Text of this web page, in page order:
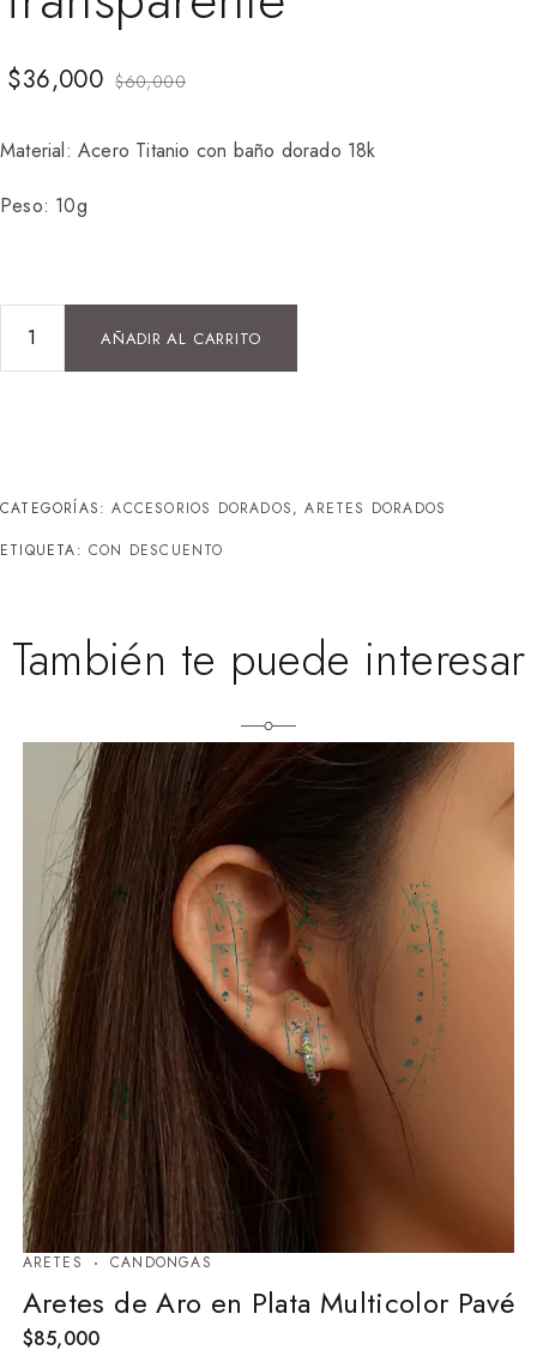
$60,000
$36,000
Material: Acero Titanio con baño dorado 18k
Peso: 10g
AÑADIR AL CARRITO
CATEGORÍAS:ACCESORIOS DORADOS,ARETES DORADOS
ETIQUETA: CON DESCUENTO
También te puede interesar
ARETES ⁠CANDONGAS
Aretes de Aro en Plata Multicolor Pavé
$85,000